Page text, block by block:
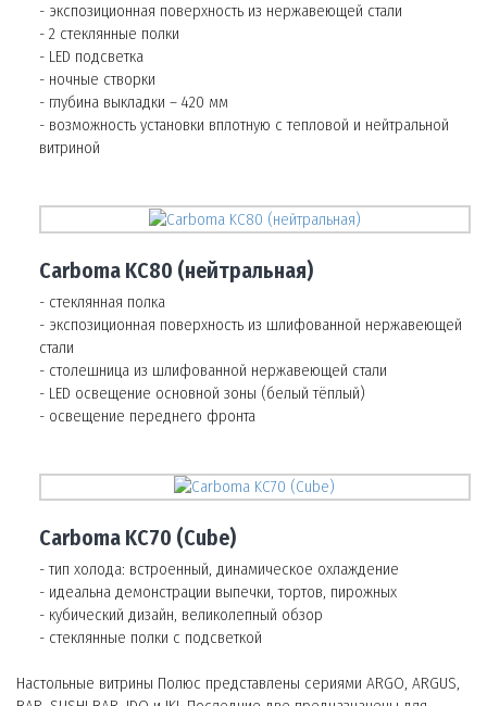
- экспозиционная поверхность из нержавеющей стали
- 2 стеклянные полки
- LED подсветка
- ночные створки
- глубина выкладки – 420 мм
- возможность установки вплотную с тепловой и нейтральной
витриной
Carboma KC80 (нейтральная)
- стеклянная полка
- экспозиционная поверхность из шлифованной нержавеющей
стали
- столешница из шлифованной нержавеющей стали
- LED освещение основной зоны (белый тёплый)
- освещение переднего фронта
Carboma KC70 (Cube)
- тип холода: встроенный, динамическое охлаждение
- идеальна демонстрации выпечки, тортов, пирожных
- кубический дизайн, великолепный обзор
- стеклянные полки с подсветкой
Настольные витрины Полюс представлены сериями ARGO, ARGUS,